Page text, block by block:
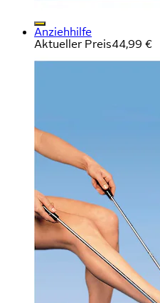
Anziehhilfe
Aktueller Preis44,99 €